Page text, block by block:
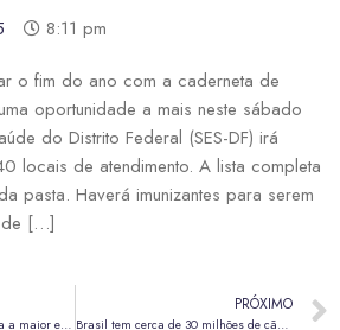
8:11 pm
o fim do ano com a caderneta de
oportunidade a mais neste sábado
do Distrito Federal (SES-DF) irá
locais de atendimento. A lista completa
pasta. Haverá imunizantes para serem
de […]
Sisu 2026: inscrições para a maior edição do programa começam em 19 de janeiro
PRÓXIMO
Brasil tem cerca de 30 milhões de cães, gatos e outras espécies domésticas abandonados